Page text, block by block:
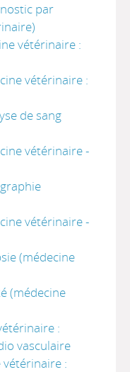
par
vétérinaire :
vétérinaire :
de sang
vétérinaire -
vétérinaire -
(médecine
(médecine
:
vasculaire
: